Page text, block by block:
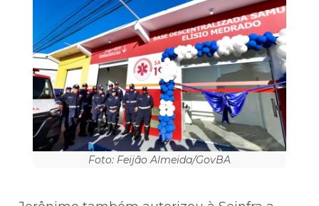
Foto: Feijão Almeida/GovBA